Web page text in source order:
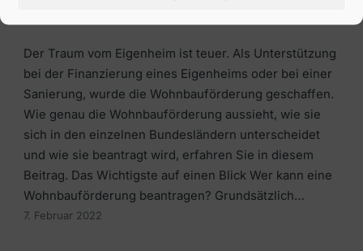
Der Traum vom Eigenheim ist teuer. Als Unterstützung
bei der Finanzierung eines Eigenheims oder bei einer
Sanierung, wurde die Wohnbauförderung geschaffen.
Wie genau die Wohnbauförderung aussieht, wie sie
sich in den einzelnen Bundesländern unterscheidet
und wie sie beantragt wird, erfahren Sie in diesem
Beitrag. Das Wichtigste auf einen Blick Wer kann eine
Wohnbauförderung beantragen? Grundsätzlich…
7. Februar 2022